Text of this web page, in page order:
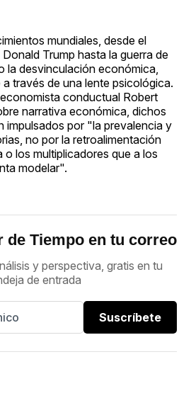
mundiales, desde el
Trump hasta la guerra de
la desvinculación económica,
través de una lente psicológica.
conductual Robert
narrativa económica, dichos
impulsados por "la prevalencia y
no por la retroalimentación
los multiplicadores que a los
modelar".
de Tiempo en tu correo
y perspectiva, gratis en tu
de entrada
Suscríbete